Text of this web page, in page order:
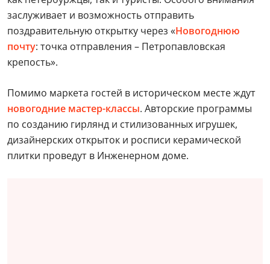
заслуживает и возможность отправить
поздравительную открытку через «Новогоднюю
почту: точка отправления – Петропавловская
крепость».
Помимо маркета гостей в историческом месте ждут
новогодние мастер-классы. Авторские программы
по созданию гирлянд и стилизованных игрушек,
дизайнерских открыток и росписи керамической
плитки проведут в Инженерном доме.